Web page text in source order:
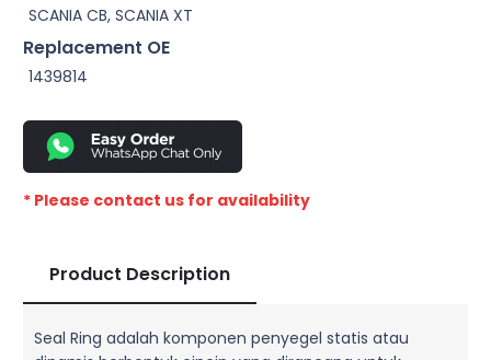
SCANIA CB, SCANIA XT
Replacement OE
1439814
* Please contact us for availability
Product Description
Seal Ring adalah komponen penyegel statis atau